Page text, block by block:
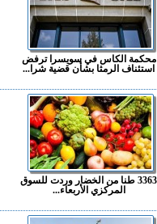
محكمة الكاس في سويسرا ترفض
استئناف الرمثا بشأن قضية شرا...
3363 طنا من الخضار وردت للسوق
المركزي الأربعاء...